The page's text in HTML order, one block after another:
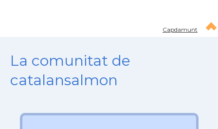
Capdamunt
La comunitat de
catalansalmon